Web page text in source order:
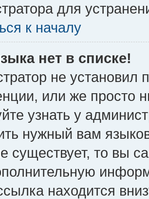
для
к началу
нет в списке!
не установил
или же просто
узнать у
нужный вам
существует, то вы
находится